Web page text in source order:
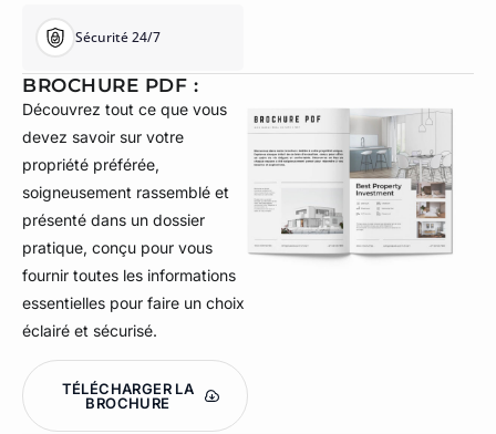
Sécurité 24/7
BROCHURE PDF :
Découvrez tout ce que vous
devez savoir sur votre
propriété préférée,
soigneusement rassemblé et
présenté dans un dossier
pratique, conçu pour vous
fournir toutes les informations
essentielles pour faire un choix
éclairé et sécurisé.
TÉLÉCHARGER LA
BROCHURE